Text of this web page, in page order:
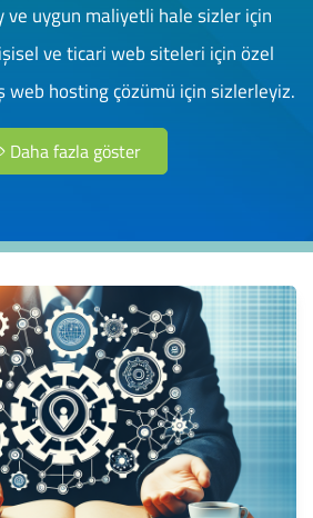
ve uygun maliyetli hale sizler için
ve ticari web siteleri için özel
web hosting çözümü için sizlerleyiz.
Daha fazla göster